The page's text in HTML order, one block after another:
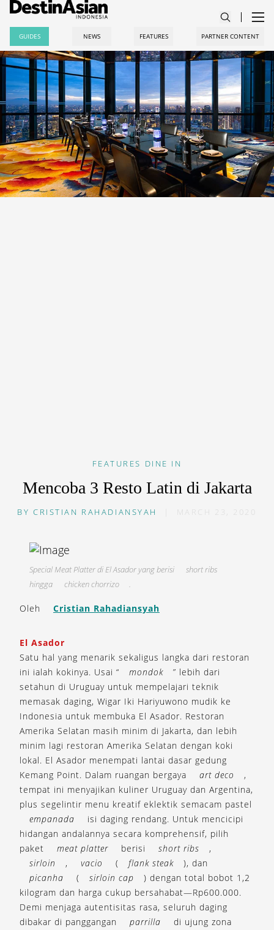
GUIDES NEWS FEATURES PARTNER CONTENT
FEATURES DINE IN
Mencoba 3 Resto Latin di Jakarta
BYCRISTIAN RAHADIANSYAH MARCH 23, 2020
Special Meat Platter di El Asador yang berisi
short ribs
hingga
chicken chorrizo .
Oleh Cristian Rahadiansyah
El Asador
Satu hal yang menarik sekaligus langka dari restoran
ini ialah kokinya. Usai “
mondok
” lebih dari
setahun di Uruguay untuk mempelajari teknik
memasak daging, Wigar Iki Hariyuwono mudik ke
Indonesia untuk membuka El Asador. Restoran
Amerika Selatan masih minim di Jakarta, dan lebih
minim lagi restoran Amerika Selatan dengan koki
lokal. El Asador menempati lantai dasar gedung
Kemang Point. Dalam ruangan bergaya
art deco
,
tempat ini menyajikan kuliner Uruguay dan Argentina,
plus segelintir menu kreatif eklektik semacam pastel
empanada
isi daging rendang. Untuk mencicipi
hidangan andalannya secara komprehensif, pilih
paket
meat platter berisi short ribs
,
sirloin
, vacio ( flank steak
), dan
picanha
( sirloin cap
) dengan total bobot 1,2
kilogram dan harga cukup bersahabat—Rp600.000.
Demi menjaga autentisitas rasa, seluruh daging
dibakar di panggangan
parrilla
di ujung zona